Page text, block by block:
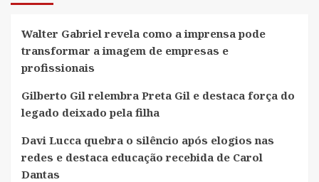
Walter Gabriel revela como a imprensa pode
transformar a imagem de empresas e
profissionais
Gilberto Gil relembra Preta Gil e destaca força do
legado deixado pela filha
Davi Lucca quebra o silêncio após elogios nas
redes e destaca educação recebida de Carol
Dantas